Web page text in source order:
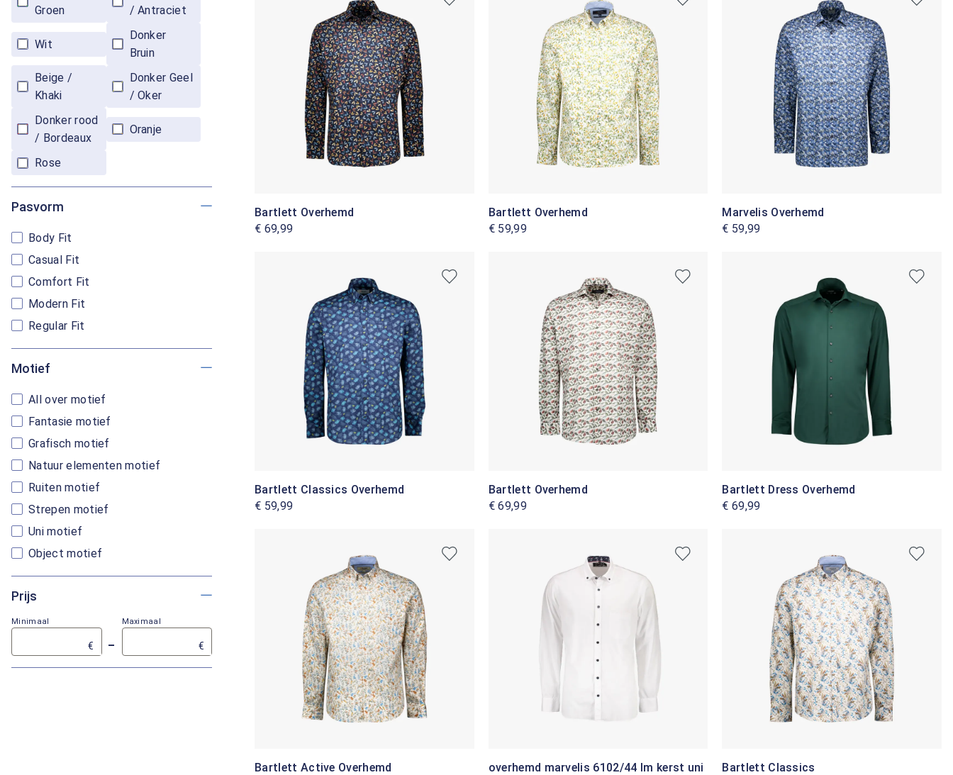
Groen
/ Antraciet
Wit
Donker
Bruin
Beige /
Khaki
Donker Geel
/ Oker
Donker rood
/ Bordeaux
Oranje
Rose
Pasvorm
Body Fit
Casual Fit
Comfort Fit
Modern Fit
Regular Fit
Motief
All over motief
Fantasie motief
Grafisch motief
Natuur elementen motief
Ruiten motief
Strepen motief
Uni motief
Object motief
Prijs
Minimaal
€ –
Maximaal
€
Bartlett Overhemd
€ 69,99
Bartlett Overhemd
€ 59,99
Marvelis Overhemd
€ 59,99
Bartlett Classics Overhemd
€ 59,99
Bartlett Overhemd
€ 69,99
Bartlett Dress Overhemd
€ 69,99
Bartlett Active Overhemd
overhemd marvelis 6102/44 lm kerst uni
Bartlett Classics